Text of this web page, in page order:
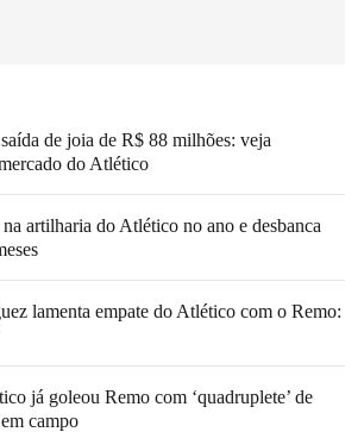
de joia de R$ 88 milhões: veja
do Atlético
artilharia do Atlético no ano e desbanca
lamenta empate do Atlético com o Remo:
já goleou Remo com ‘quadruplete’ de
campo